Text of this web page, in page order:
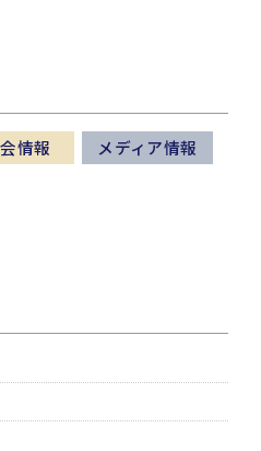
情報
メディア情報